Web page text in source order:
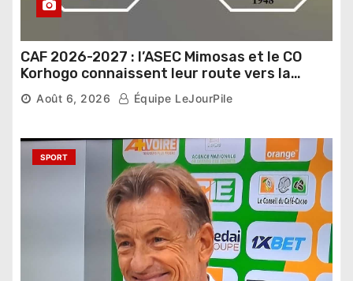
CAF 2026-2027 : l’ASEC Mimosas et le CO
Korhogo connaissent leur route vers la
phase de groupes
Août 6, 2026 Équipe LeJourPile
SPORT